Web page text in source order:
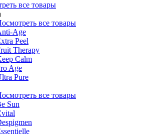
все товары
все товары
Peel
Therapy
Calm
Age
Pure
все товары
Sun